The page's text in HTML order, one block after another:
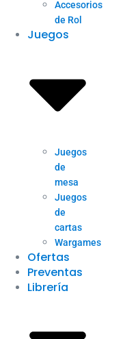
Accesorios
de Rol
Juegos
Juegos
de
mesa
Juegos
de
cartas
Wargames
Ofertas
Preventas
Librería